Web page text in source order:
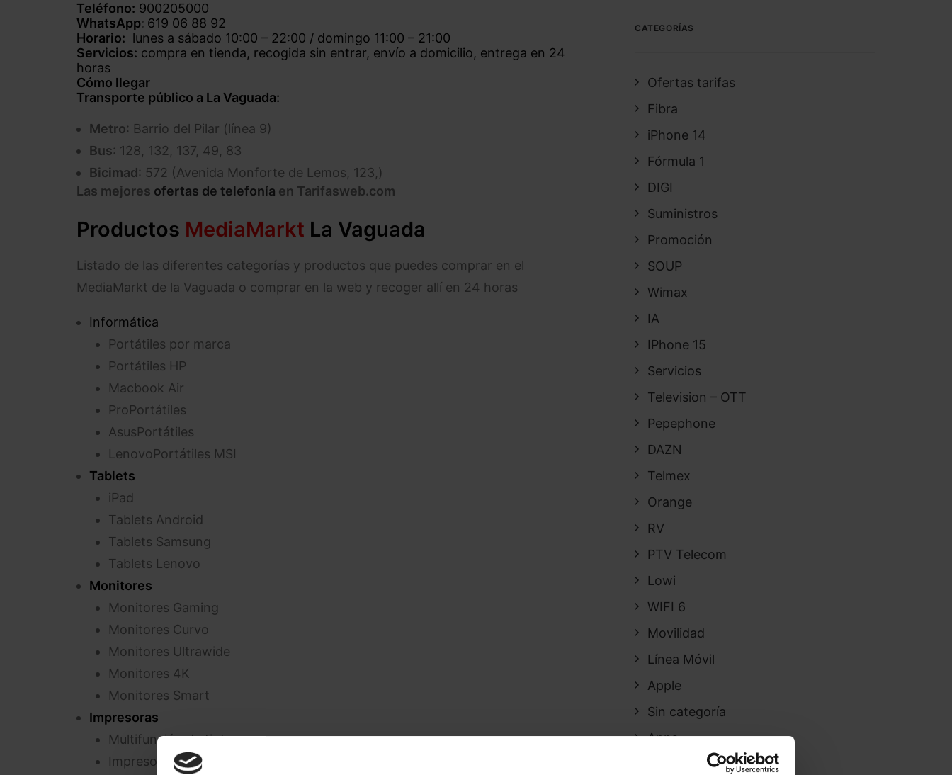
Teléfono: 900205000
WhatsApp: 619 06 88 92
Horario: lunes a sábado 10:00 – 22:00 / domingo 11:00 – 21:00
Servicios: compra en tienda, recogida sin entrar, envío a domicilio, entrega en 24
horas
Cómo llegar
Transporte público a La Vaguada:
Metro: Barrio del Pilar (línea 9)
Bus: 128, 132, 137, 49, 83
Bicimad: 572 (Avenida Monforte de Lemos, 123,)
Las mejores ofertas de telefonía en Tarifasweb.com
Productos MediaMarkt La Vaguada
Listado de las diferentes categorías y productos que puedes comprar en el
MediaMarkt de la Vaguada o comprar en la web y recoger allí en 24 horas
Informática
Portátiles por marca
Portátiles HP
Macbook Air
ProPortátiles
AsusPortátiles
LenovoPortátiles MSI
Tablets
iPad
Tablets Android
Tablets Samsung
Tablets Lenovo
Monitores
Monitores Gaming
Monitores Curvo
Monitores Ultrawide
Monitores 4K
Monitores Smart
Impresoras
Multifunción de tinta
Impresora láser
CATEGORÍAS
Ofertas tarifas
Fibra
iPhone 14
Fórmula 1
DIGI
Suministros
Promoción
SOUP
Wimax
IA
IPhone 15
Servicios
Television – OTT
Pepephone
DAZN
Telmex
Orange
RV
PTV Telecom
Lowi
WIFI 6
Movilidad
Línea Móvil
Apple
Sin categoría
Apps
Aire Networks